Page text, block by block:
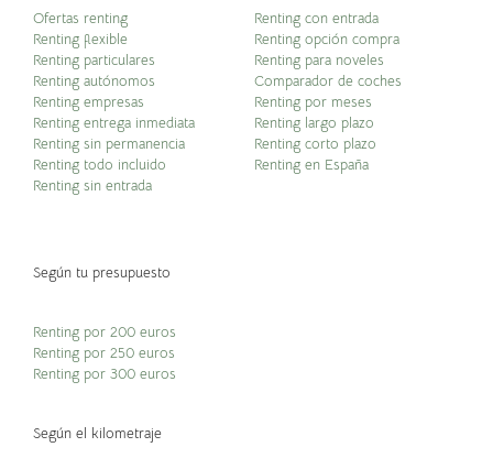
Ofertas renting
Renting flexible
Renting particulares
Renting autónomos
Renting empresas
Renting entrega inmediata
Renting sin permanencia
Renting todo incluido
Renting sin entrada
Renting con entrada
Renting opción compra
Renting para noveles
Comparador de coches
Renting por meses
Renting largo plazo
Renting corto plazo
Renting en España
Según tu presupuesto
Renting por 200 euros
Renting por 250 euros
Renting por 300 euros
Según el kilometraje